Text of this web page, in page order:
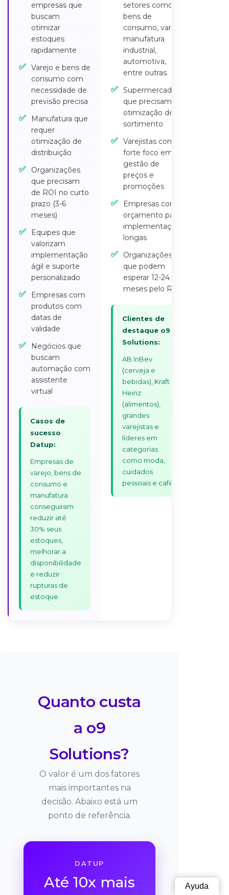
empresas que
buscam
otimizar
estoques
rapidamente
✅ Varejo e bens de
consumo com
necessidade de
previsão precisa
✅
Manufatura que
requer
otimização de
distribuição
✅
Organizações
que precisam
de ROI no curto
prazo (3-6
meses)
✅
Equipes que
valorizam
implementação
ágil e suporte
personalizado
✅
Empresas com
produtos com
datas de
validade
✅
Negócios que
buscam
automação com
assistente
virtual
Casos de
sucesso
Datup:
Empresas de
varejo, bens de
consumo e
manufatura
conseguiram
reduzir até
30% seus
estoques,
melhorar a
disponibilidade
e reduzir
rupturas de
estoque.
setores como
bens de
consumo, varejo,
manufatura
industrial,
automotiva,
entre outras.
✅ Supermercados
que precisam de
otimização de
sortimento
✅ Varejistas com
forte foco em
gestão de
preços e
promoções
✅
Empresas com
orçamento para
implementações
longas
✅
Organizações
que podem
esperar 12-24
meses pelo ROI
Clientes de
destaque o9
Solutions:
AB InBev
(cerveja e
bebidas), Kraft
Heinz
(alimentos),
grandes
varejistas e
líderes em
categorias
como moda,
cuidados
pessoais e café
Quanto custa
a o9
Solutions?
O valor é um dos fatores
mais importantes na
decisão. Abaixo está um
ponto de referência.
DATUP
Até 10x mais Ayuda